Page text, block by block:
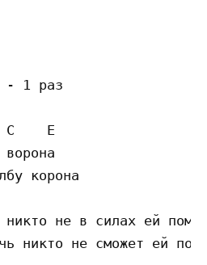
- 1 раз
E
корона
не в силах ей
никто не сможет ей